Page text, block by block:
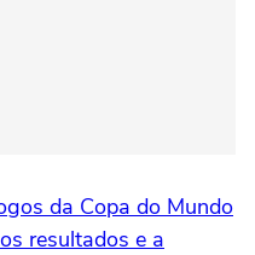
da Copa do Mundo
resultados e a